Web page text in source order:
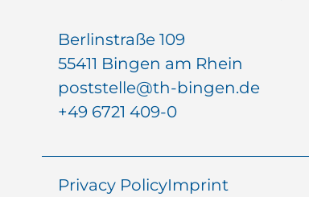
Berlinstraße 109
55411 Bingen am Rhein
poststelle@th-bingen.de
+49 6721 409-0
Privacy PolicyImprint